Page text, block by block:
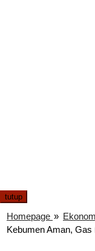
tutup
Homepage »
Kebumen Aman, Gas